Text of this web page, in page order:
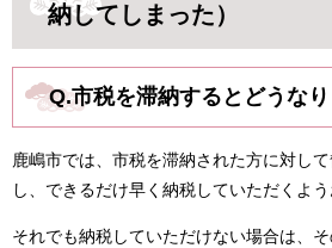
納してしまった）
Q.市税を滞納するとどうなり
鹿嶋市では、市税を滞納された方に対し
し、できるだけ早く納税していただくよう
それでも納税していただけない場合は、